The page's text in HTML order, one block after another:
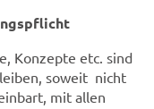
Konzepte etc. sind
soweit nicht
mit allen